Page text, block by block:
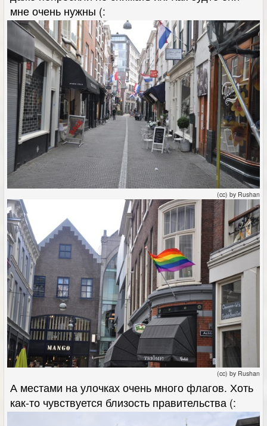
мне очень нужны (:
(cc) by Rushan
(cc) by Rushan
А местами на улочках очень много флагов. Хоть
как-то чувствуется близость правительства (: